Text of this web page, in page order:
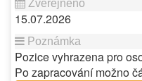
15.07.2026
Pozice vyhrazena pro
Po zapracování možno